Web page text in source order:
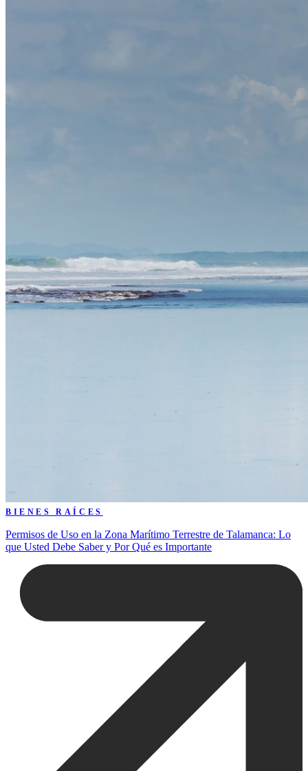
BIENES RAÍCES
Permisos de Uso en la Zona Marítimo Terrestre de Talamanca: Lo
que Usted Debe Saber y Por Qué es Importante